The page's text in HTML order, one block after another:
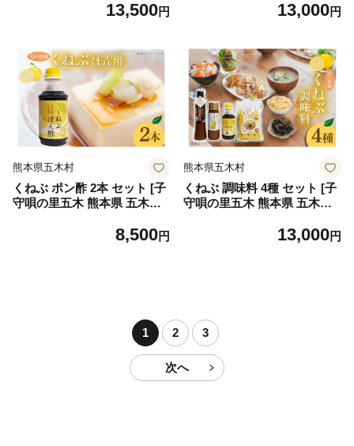
木村 51120303] 椎茸 乾燥椎
13,500円
プ かき氷シロップ ドリンク
13,000円
熊本県五木村
くねぶ ポン酢 2本 セット [子
守唄の里五木 熊本県 五木村
8,500円
熊本県五木村
くねぶ 調味料 4種 セット [子
守唄の里五木 熊本県 五木村
ドレッシング 焼肉のたれ 焼
13,000円
1 2 3
次へ